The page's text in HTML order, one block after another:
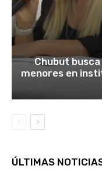
Chubut
menores en
ÚLTIMAS